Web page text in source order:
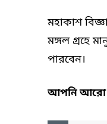
মহাকাশ
মঙ্গল গ্রহে
পারবেন।
আপনি আরো